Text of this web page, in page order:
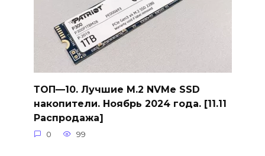
ТОП—10. Лучшие M.2 NVMe SSD
накопители. Ноябрь 2024 года. [11.11
Распродажа]
0 99